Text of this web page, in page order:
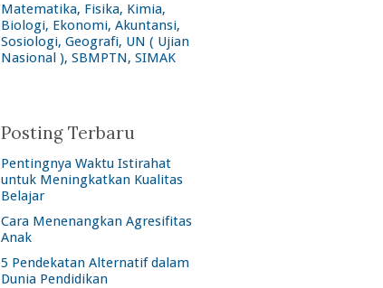
Matematika, Fisika, Kimia,
Biologi, Ekonomi, Akuntansi,
Sosiologi, Geografi, UN ( Ujian
Nasional ), SBMPTN, SIMAK
Posting Terbaru
Pentingnya Waktu Istirahat
untuk Meningkatkan Kualitas
Belajar
Cara Menenangkan Agresifitas
Anak
5 Pendekatan Alternatif dalam
Dunia Pendidikan